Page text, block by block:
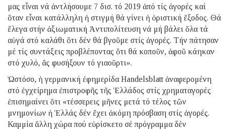
μας εἶναι νά ἀντλήσουμε 7 δισ. τό 2019 ἀπό τίς ἀγορές καί
ὅταν εἶναι κατάλληλη ἡ στιγμή θά γίνει ἡ ὁριστική ἔξοδος. Θά
ἔλεγα στήν ἀξιωματική Ἀντιπολίτευση νά μή βάλει ὅλα τά
αὐγά στό καλάθι ὅτι δέν θά βγοῦμε στίς ἀγορές. Τήν πάτησαν
μέ τίς συντάξεις προβλέποντας ὅτι θά κοποῦν, ἀφοῦ κάηκαν
στό χυλό, ἄς φυσήξουν τό γιαοῦρτι».
Ὡστόσο, ἡ γερμανική ἐφημερίδα Ηandelsblatt ἀναφερομένη
στό ἐγχείρημα ἐπιστροφῆς τῆς Ἑλλάδος στίς χρηματαγορές
ἐπισημαίνει ὅτι «τέσσερεις μῆνες μετά τό τέλος τῶν
μνημονίων ἡ Ἑλλάς δέν ἔχει ἀκόμη πρόσβαση στίς ἀγορές.
Καμμία ἄλλη χώρα πού εὑρίσκετο σέ πρόγραμμα δέν